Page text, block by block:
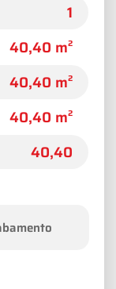
1
40,40 m²
40,40 m²
40,40 m²
40,40